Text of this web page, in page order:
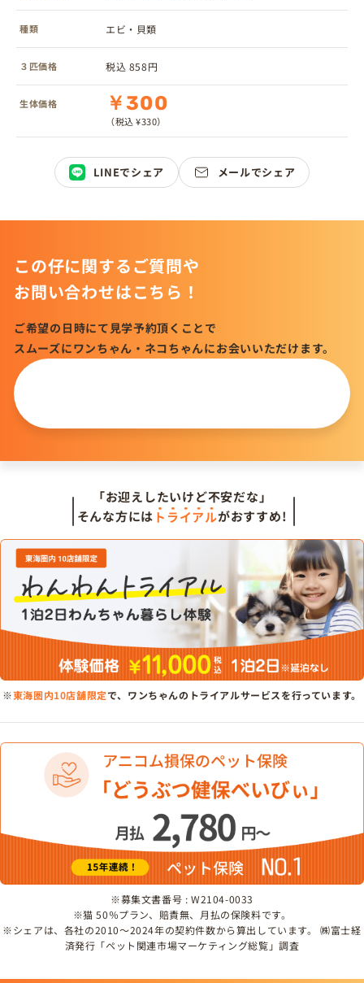
種類 エビ・貝類
３匹価格 税込 858円
生体価格 ￥300
（税込 ¥330）
LINEでシェア メールでシェア
この仔に関するご質問や
お問い合わせはこちら！
ご希望の日時にて見学予約頂くことで
スムーズにワンちゃん・ネコちゃんにお会いいただけます。
「お迎えしたいけど不安だな」
そんな方には トライアルがおすすめ!
※東海圏内10店舗限定で、ワンちゃんのトライアルサービスを行っています。
※募集文書番号 : W2104-0033
※猫 50％プラン、賠責無、月払の保険料です。
※シェアは、各社の2010～2024年の契約件数から算出しています。 ㈱富士経
済発行「ペット関連市場マーケティング総覧」調査